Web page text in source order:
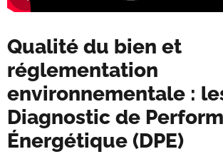
Qualité du bien et
réglementation
environnementale :
Diagnostic de
Énergétique (DPE)